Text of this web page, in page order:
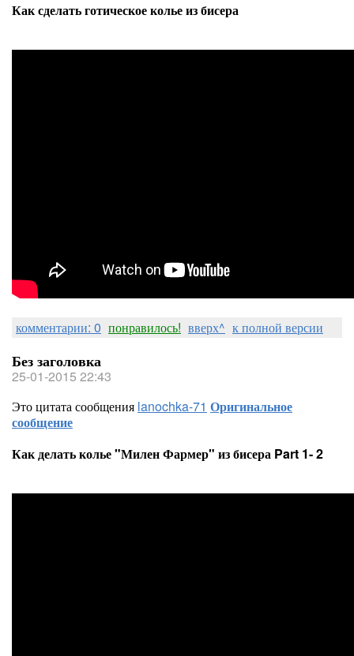
Как сделать готическое колье из бисера
комментарии: 0 понравилось! вверх^ к полной версии
Без заголовка
25-01-2015 22:43
Это цитата сообщения lanochka-71 Оригинальное
сообщение
Как делать колье "Милен Фармер" из бисера Part 1- 2